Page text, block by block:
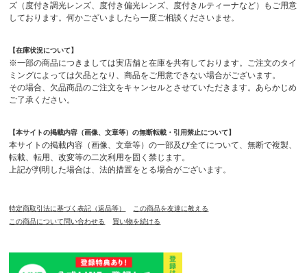
ズ（度付き調光レンズ、度付き偏光レンズ、度付きルティーナなど）もご用意
しております。何かございましたら一度ご相談くださいませ。
【在庫状況について】
※一部の商品につきましては実店舗と在庫を共有しております。ご注文のタイ
ミングによっては欠品となり、商品をご用意できない場合がございます。
その場合、欠品商品のご注文をキャンセルとさせていただきます。あらかじめ
ご了承ください。
【本サイトの掲載内容（画像、文章等）の無断転載・引用禁止について】
本サイトの掲載内容（画像、文章等）の一部及び全てについて、無断で複製、
転載、転用、改変等の二次利用を固く禁じます。
上記が判明した場合は、法的措置をとる場合がございます。
特定商取引法に基づく表記（返品等）
この商品を友達に教える
この商品について問い合わせる
買い物を続ける